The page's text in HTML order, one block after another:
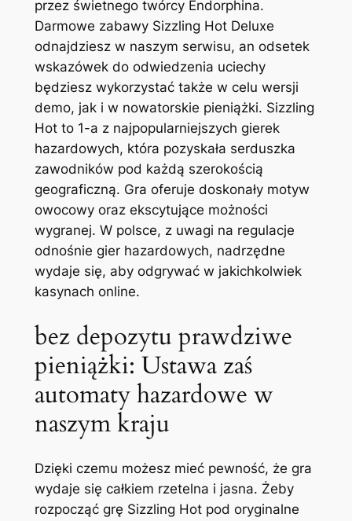
przez świetnego twórcy Endorphina.
Darmowe zabawy Sizzling Hot Deluxe
odnajdziesz w naszym serwisu, an odsetek
wskazówek do odwiedzenia uciechy
będziesz wykorzystać także w celu wersji
demo, jak i w nowatorskie pieniążki. Sizzling
Hot to 1-a z najpopularniejszych gierek
hazardowych, która pozyskała serduszka
zawodników pod każdą szerokością
geograficzną. Gra oferuje doskonały motyw
owocowy oraz ekscytujące możności
wygranej. W polsce, z uwagi na regulacje
odnośnie gier hazardowych, nadrzędne
wydaje się, aby odgrywać w jakichkolwiek
kasynach online.
bez depozytu prawdziwe
pieniążki: Ustawa zaś
automaty hazardowe w
naszym kraju
Dzięki czemu możesz mieć pewność, że gra
wydaje się całkiem rzetelna i jasna. Żeby
rozpocząć grę Sizzling Hot pod oryginalne